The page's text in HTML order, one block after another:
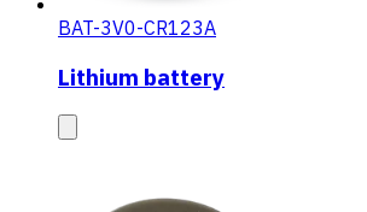
BAT-3V0-CR123A
Lithium battery